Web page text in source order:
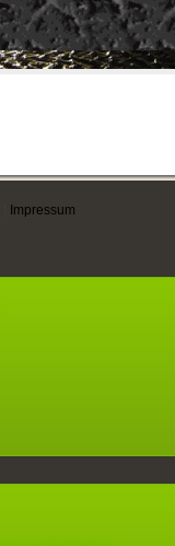
Impressum